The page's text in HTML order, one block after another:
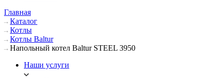
Главная
Каталог
Котлы
Котлы Baltur
Напольный котел Baltur STEEL 3950
Наши услуги